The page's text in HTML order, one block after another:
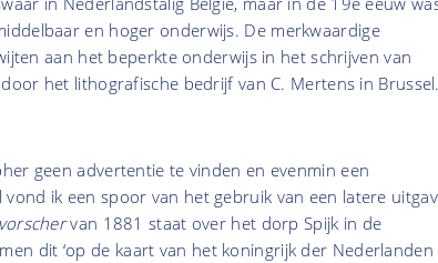
en hoger onderwijs. De merkwaardige
aan het beperkte onderwijs in het schrijven van
het lithografische bedrijf van C. Mertens in Brussel.
geen advertentie te vinden en evenmin een
ik een spoor van het gebruik van een latere
van 1881 staat over het dorp Spijk in de
dit ‘op de kaart van het koningrijk der Nederlanden